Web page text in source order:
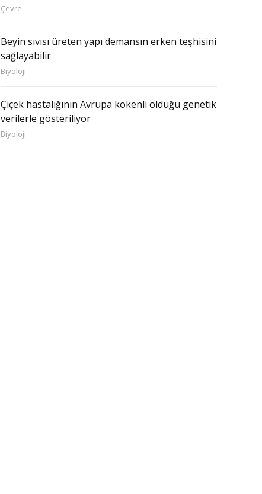
Çevre
Beyin sıvısı üreten yapı demansın erken teşhisini
sağlayabilir
Biyoloji
Çiçek hastalığının Avrupa kökenli olduğu genetik
verilerle gösteriliyor
Biyoloji